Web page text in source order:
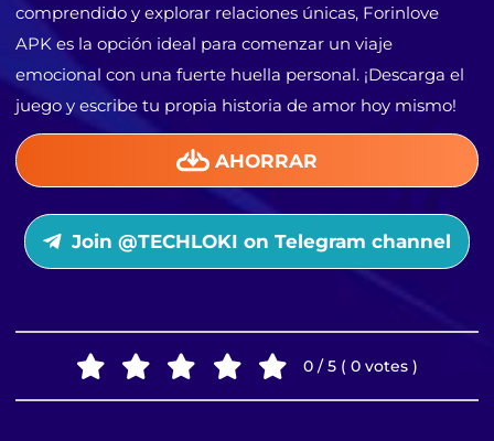
comprendido y explorar relaciones únicas, Forinlove
APK es la opción ideal para comenzar un viaje
emocional con una fuerte huella personal. ¡Descarga el
juego y escribe tu propia historia de amor hoy mismo!
AHORRAR
Join @TECHLOKI on Telegram channel
0 / 5 ( 0 votes )